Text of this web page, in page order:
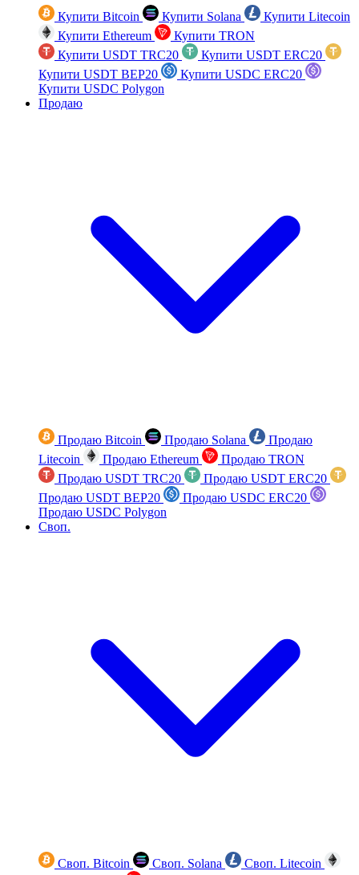
Купити Bitcoin Купити Solana
Купити Litecoin
Купити Ethereum
Купити TRON
Купити USDT TRC20
Купити USDT ERC20
Купити USDT BEP20
Купити USDC ERC20
Купити USDC Polygon
Продаю
Продаю Bitcoin Продаю Solana
Продаю
Litecoin
Продаю Ethereum
Продаю TRON
Продаю USDT TRC20
Продаю USDT ERC20
Продаю USDT BEP20
Продаю USDC ERC20
Продаю USDC Polygon
Своп.
Своп. Bitcoin Своп. Solana
Своп. Litecoin